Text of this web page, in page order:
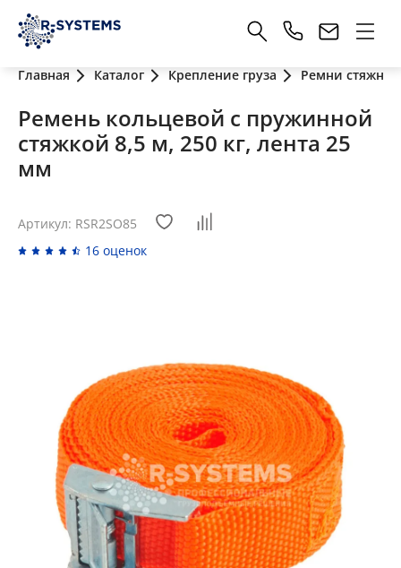
Главная Каталог Крепление груза Ремни стяжные
Ремень кольцевой с пружинной
стяжкой 8,5 м, 250 кг, лента 25
мм
Артикул: RSR2SO85
16 оценок